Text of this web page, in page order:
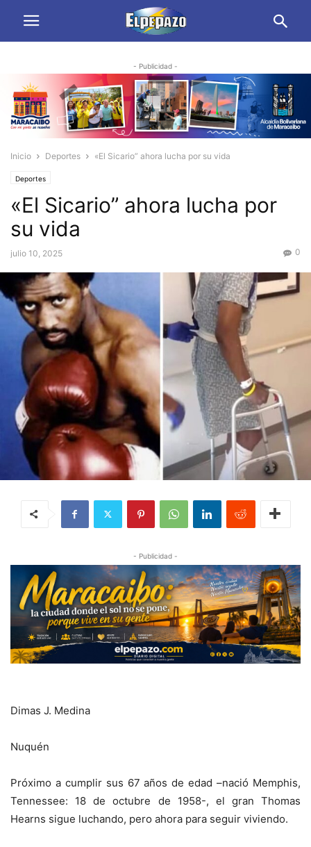
- Publicidad -
Inicio Deportes «El Sicario” ahora lucha por su vida
Deportes
«El Sicario” ahora lucha por
su vida
julio 10, 2025 0
- Publicidad -
Dimas J. Medina
Nuquén
Próximo a cumplir sus 67 años de edad –nació Memphis,
Tennessee: 18 de octubre de 1958-, el gran Thomas
Hearns sigue luchando, pero ahora para seguir viviendo.